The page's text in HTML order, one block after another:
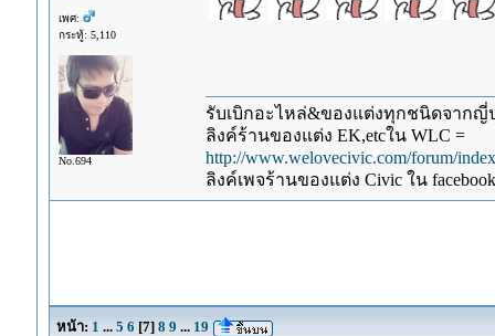
เพศ:
กระทู้: 5,110
No.694
รับเบิกอะไหล่&ของแต่งทุกชนิดจากญี่
ลิงค์ร้านของแต่ง EK,etcใน WLC =
http://www.welovecivic.com/forum/
ลิงค์เพจร้านของแต่ง Civic ใน
หน้า: 1 ... 5 6 [7] 8 9 ... 19